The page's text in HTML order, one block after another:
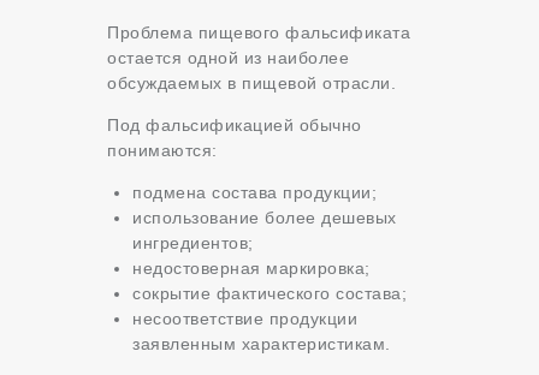
Проблема пищевого фальсификата
остается одной из наиболее
обсуждаемых в пищевой отрасли.
Под фальсификацией обычно
понимаются:
подмена состава продукции;
использование более дешевых
ингредиентов;
недостоверная маркировка;
сокрытие фактического состава;
несоответствие продукции
заявленным характеристикам.